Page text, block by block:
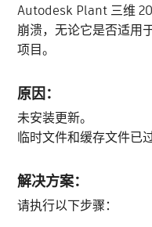
Autodesk Plant 三维
崩溃，无论它是否适用
项目。
原因：
未安装更新。
临时文件和缓存文件已
解决方案：
请执行以下步骤：